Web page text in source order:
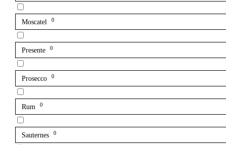
Moscatel 0
Presente 0
Prosecco 0
Rum 0
Sauternes 0